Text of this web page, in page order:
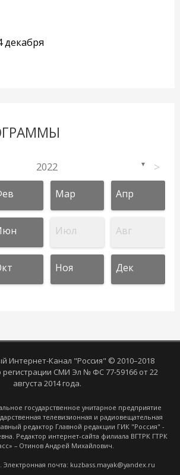
декабря
2022 ▼ >
Мар Апр
Июл Авг
Ноя Дек
Интернет-Канал "Россия" © 2010–2018
регистрации СМИ Эл № ФС 77-59166 от 22
августа 2014 года.
государственное унитарное предприятие
телевизионная и радиовещательная
редактор Главной редакции ГИК "Россия" -
Редактор интернет-сайта филиала ВГТРК ГТРК
– Отинов Андрей Михайлович.
Электронная почта: kuzbass.mayak@yandex.ru